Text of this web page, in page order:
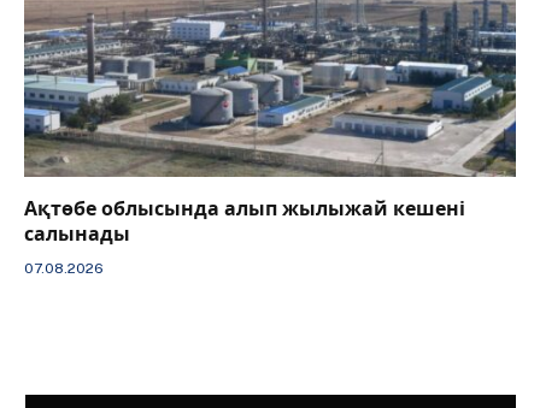
Ақтөбе облысында алып жылыжай кешені
салынады
07.08.2026